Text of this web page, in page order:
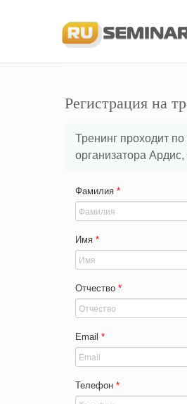
Регистрация на
Тренинг проходит
организатора
Фамилия *
Имя *
Отчество *
Email *
Телефон *